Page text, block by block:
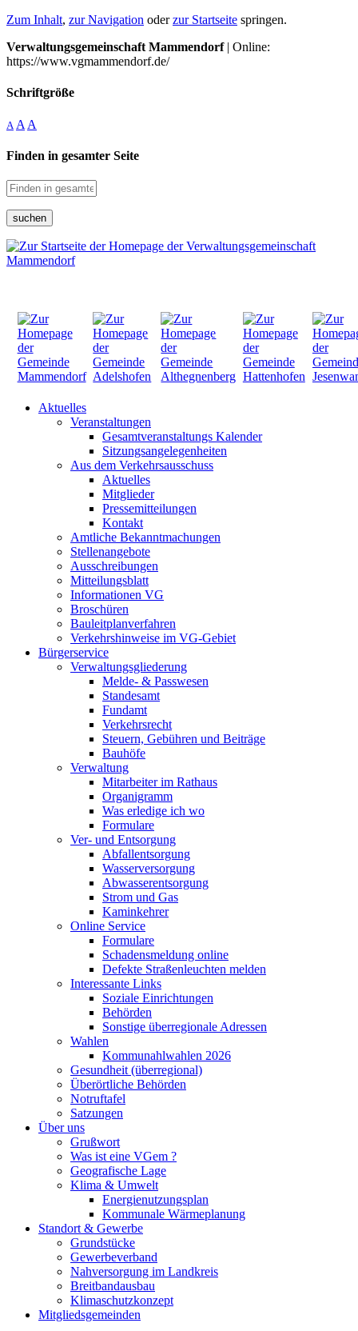
Zum Inhalt, zur Navigation oderzur Startseite springen.
Verwaltungsgemeinschaft Mammendorf| Online:
https://www.vgmammendorf.de/
Schriftgröße
A A A
Finden in gesamter Seite
suchen
Aktuelles
Veranstaltungen
Gesamtveranstaltungs Kalender
Sitzungsangelegenheiten
Aus dem Verkehrsausschuss
Aktuelles
Mitglieder
Pressemitteilungen
Kontakt
Amtliche Bekanntmachungen
Stellenangebote
Ausschreibungen
Mitteilungsblatt
Informationen VG
Broschüren
Bauleitplanverfahren
Verkehrshinweise im VG-Gebiet
Bürgerservice
Verwaltungsgliederung
Melde- & Passwesen
Standesamt
Fundamt
Verkehrsrecht
Steuern, Gebühren und Beiträge
Bauhöfe
Verwaltung
Mitarbeiter im Rathaus
Organigramm
Was erledige ich wo
Formulare
Ver- und Entsorgung
Abfallentsorgung
Wasserversorgung
Abwasserentsorgung
Strom und Gas
Kaminkehrer
Online Service
Formulare
Schadensmeldung online
Defekte Straßenleuchten melden
Interessante Links
Soziale Einrichtungen
Behörden
Sonstige überregionale Adressen
Wahlen
Kommunahlwahlen 2026
Gesundheit (überregional)
Überörtliche Behörden
Notruftafel
Satzungen
Über uns
Grußwort
Was ist eine VGem ?
Geografische Lage
Klima & Umwelt
Energienutzungsplan
Kommunale Wärmeplanung
Standort & Gewerbe
Grundstücke
Gewerbeverband
Nahversorgung im Landkreis
Breitbandausbau
Klimaschutzkonzept
Mitgliedsgemeinden